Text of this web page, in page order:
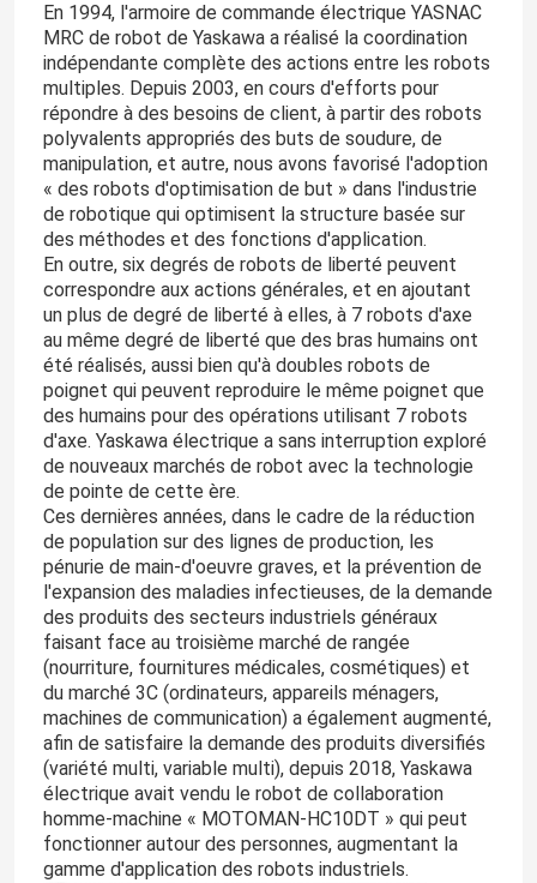
En 1994, l'armoire de commande électrique YASNAC
MRC de robot de Yaskawa a réalisé la coordination
indépendante complète des actions entre les robots
multiples. Depuis 2003, en cours d'efforts pour
répondre à des besoins de client, à partir des robots
polyvalents appropriés des buts de soudure, de
manipulation, et autre, nous avons favorisé l'adoption
« des robots d'optimisation de but » dans l'industrie
de robotique qui optimisent la structure basée sur
des méthodes et des fonctions d'application.
En outre, six degrés de robots de liberté peuvent
correspondre aux actions générales, et en ajoutant
un plus de degré de liberté à elles, à 7 robots d'axe
au même degré de liberté que des bras humains ont
été réalisés, aussi bien qu'à doubles robots de
poignet qui peuvent reproduire le même poignet que
des humains pour des opérations utilisant 7 robots
d'axe. Yaskawa électrique a sans interruption exploré
de nouveaux marchés de robot avec la technologie
de pointe de cette ère.
Ces dernières années, dans le cadre de la réduction
de population sur des lignes de production, les
pénurie de main-d'oeuvre graves, et la prévention de
l'expansion des maladies infectieuses, de la demande
des produits des secteurs industriels généraux
faisant face au troisième marché de rangée
(nourriture, fournitures médicales, cosmétiques) et
du marché 3C (ordinateurs, appareils ménagers,
machines de communication) a également augmenté,
afin de satisfaire la demande des produits diversifiés
(variété multi, variable multi), depuis 2018, Yaskawa
électrique avait vendu le robot de collaboration
homme-machine « MOTOMAN-HC10DT » qui peut
fonctionner autour des personnes, augmentant la
gamme d'application des robots industriels.